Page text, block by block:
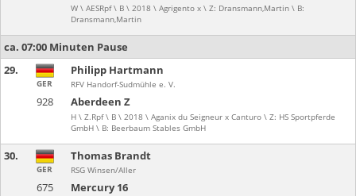
W \ AESRpf \ B \ 2018 \ Agrigento x \ Z: Dransmann,Martin \ B:
Dransmann,Martin
ca. 07:00 Minuten Pause
29.
928 Aberdeen Z
H \ Z.Rpf \ B \ 2018 \ Aganix du Seigneur x Canturo \ Z: HS Sportpferde
GmbH \ B: Beerbaum Stables GmbH
GER
Philipp Hartmann
RFV Handorf-Sudmühle e. V.
30.
675 Mercury 16
GER
Thomas Brandt
RSG Winsen/Aller